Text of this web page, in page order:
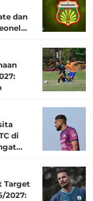
dan
di
Target
2027: